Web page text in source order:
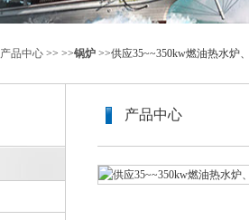
产品中心 >> >>锅炉 >>供应35~~350kw燃油热水炉
产品中心